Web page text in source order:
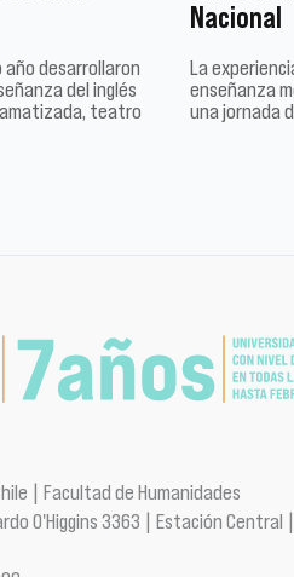
desarrollaron
del inglés
teatro
Nacional
La
enseñanza
una jornada
| Facultad de Humanidades
O'Higgins 3363 | Estación Central